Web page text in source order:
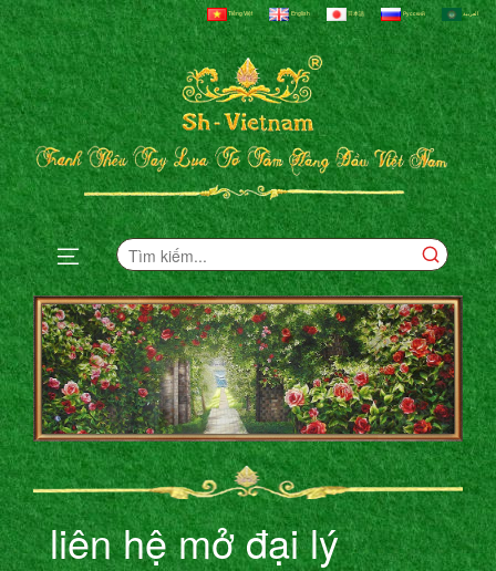
Tiếng Việt English 日本語 Русский العربية
liên hệ mở đại lý